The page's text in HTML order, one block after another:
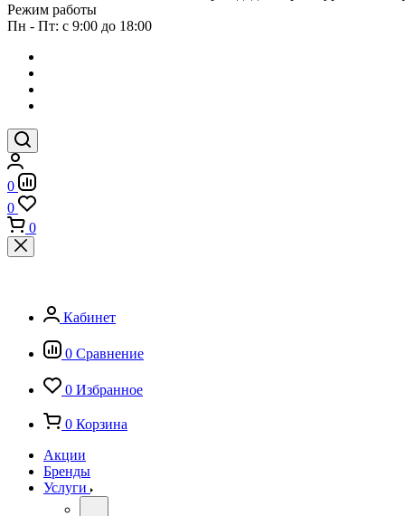
Режим работы
Пн - Пт: с 9:00 до 18:00
0
0
0
Кабинет
0 Сравнение
0 Избранное
0 Корзина
Акции
Бренды
Услуги